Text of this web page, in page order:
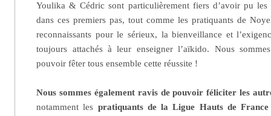
Youlika & Cédric sont particulièrement fiers d’avoir pu les
dans ces premiers pas, tout comme les pratiquants de
reconnaissants pour le sérieux, la bienveillance et
toujours attachés à leur enseigner l’aïkido. Nous
pouvoir fêter tous ensemble cette réussite !
Nous sommes également ravis de pouvoir féliciter les
notamment les pratiquants de la Ligue Hauts de France